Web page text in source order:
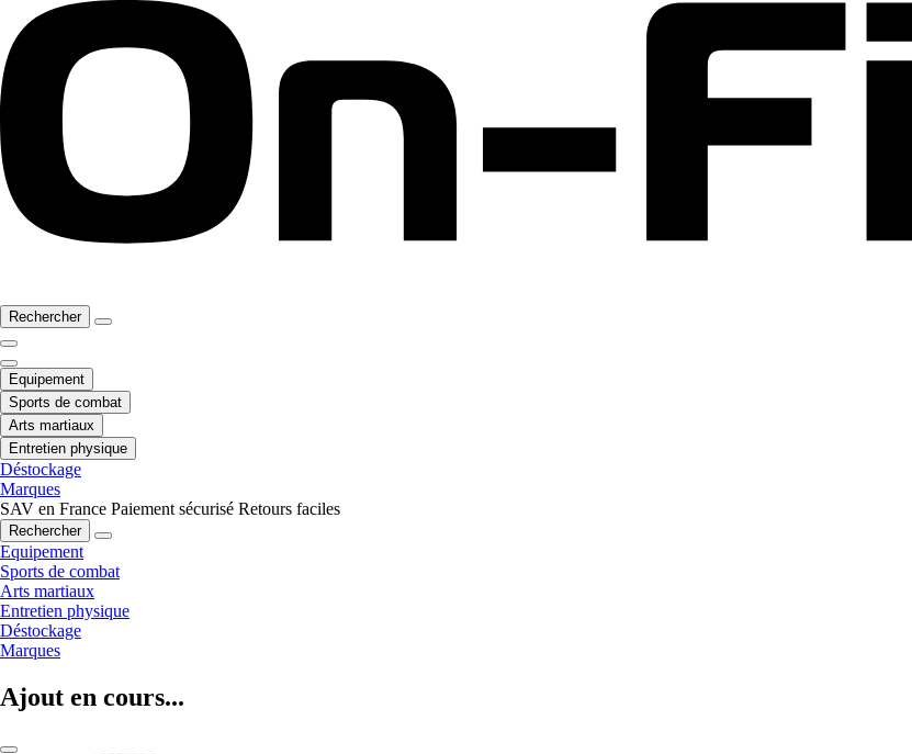
Rechercher
Equipement
Sports de combat
Arts martiaux
Entretien physique
Déstockage
Marques
SAV en France Paiement sécurisé Retours faciles
Rechercher
Equipement
Sports de combat
Arts martiaux
Entretien physique
Déstockage
Marques
Ajout en cours...